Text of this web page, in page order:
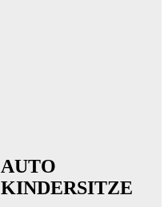
AUTO
KINDERSITZE